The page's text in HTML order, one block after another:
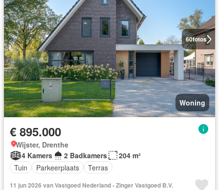
60fotos
Woning
€ 895.000
Wijster, Drenthe
4 Kamers
2 Badkamers
204 m²
Tuin
Parkeerplaats Terras
11 jun 2026 van Vastgoed Nederland - Zinger Vastgoed B.V.